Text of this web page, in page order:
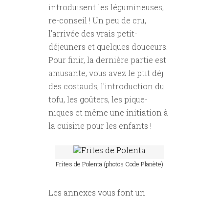
introduisent les légumineuses,
re-conseil ! Un peu de cru,
l'arrivée des vrais petit-
déjeuners et quelques douceurs.
Pour finir, la dernière partie est
amusante, vous avez le ptit déj'
des costauds, l'introduction du
tofu, les goûters, les pique-
niques et même une initiation à
la cuisine pour les enfants !
Frites de Polenta (photos Code Planète)
Les annexes vous font un